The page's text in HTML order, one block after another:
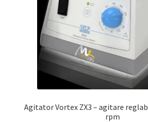
Agitator Vortex ZX3 – agitare
rpm